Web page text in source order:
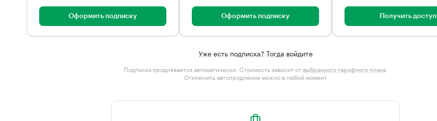
Оформить подписку Оформить подписку Получить доступ
Уже есть подписка? Тогда войдите
Подписка продлевается автоматически. Стоимость зависит от выбранного тарифного плана.
Отключить автопродление можно в любой момент